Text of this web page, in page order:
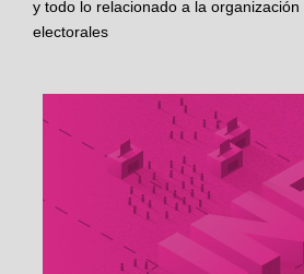
y todo lo relacionado a la
electorales